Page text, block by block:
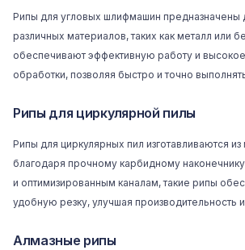
Рипы для угловых шлифмашин предназначены
различных материалов, таких как металл или
обеспечивают эффективную работу и высокое
обработки, позволяя быстро и точно
Рипы для циркулярной пилы
Рипы для циркулярных пил изготавливаются
благодаря прочному карбидному
и оптимизированным каналам, такие рипы
удобную резку, улучшая производительность
Алмазные рипы